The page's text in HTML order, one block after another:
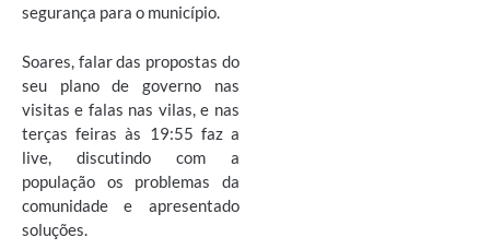
segurança para o município.
Soares, falar das propostas do
seu plano de governo nas
visitas e falas nas vilas, e nas
terças feiras às 19:55 faz a
live, discutindo com a
população os problemas da
comunidade e apresentado
soluções.